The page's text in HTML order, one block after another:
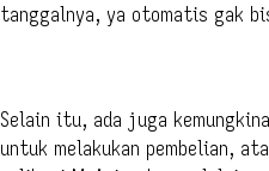
tanggalnya, ya otomatis gak
Selain itu, ada juga
untuk melakukan pembelian,